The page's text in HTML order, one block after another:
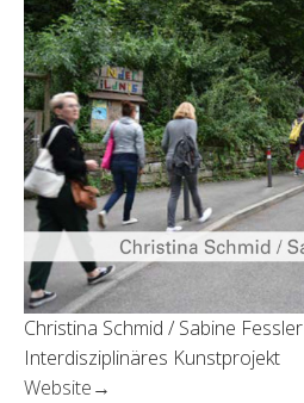
Christina Schmid / Sabine Fessler
Interdisziplinäres Kunstprojekt
Website→